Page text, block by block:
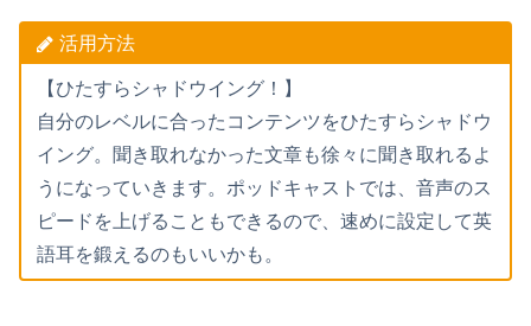
活用方法
【ひたすらシャドウイング！】
自分のレベルに合ったコンテンツをひたすらシャドウ
イング。聞き取れなかった文章も徐々に聞き取れるよ
うになっていきます。ポッドキャストでは、音声のス
ピードを上げることもできるので、速めに設定して英
語耳を鍛えるのもいいかも。